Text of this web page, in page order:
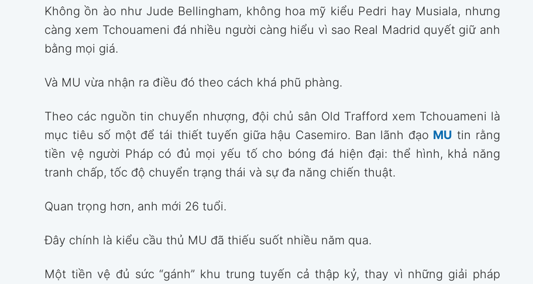
Không ồn ào như Jude Bellingham, không hoa mỹ kiểu Pedri hay Musiala, nhưng
càng xem Tchouameni đá nhiều người càng hiểu vì sao Real Madrid quyết giữ anh
bằng mọi giá.
Và MU vừa nhận ra điều đó theo cách khá phũ phàng.
Theo các nguồn tin chuyển nhượng, đội chủ sân Old Trafford xem Tchouameni là
mục tiêu số một để tái thiết tuyến giữa hậu Casemiro. Ban lãnh đạo MU tin rằng
tiền vệ người Pháp có đủ mọi yếu tố cho bóng đá hiện đại: thể hình, khả năng
tranh chấp, tốc độ chuyển trạng thái và sự đa năng chiến thuật.
Quan trọng hơn, anh mới 26 tuổi.
Đây chính là kiểu cầu thủ MU đã thiếu suốt nhiều năm qua.
Một tiền vệ đủ sức “gánh” khu trung tuyến cả thập kỷ, thay vì những giải pháp